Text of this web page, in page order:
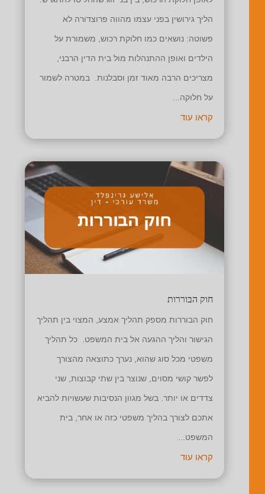
הליך גירושין בפני עצמו מהווה פרוצדורה לא
פשוטה: נושאים כמו חלוקת רכוש, משמורת על
הילדים ואופן ההתנהלות מול בית הדין הרבני,
מצריכים הרבה מאוד זמן וסבלנות. במטרה לשמור
על חלוקה...
קראו עוד
חוק הבוררות
חוק הבוררות מספק תהליך אמצע, המצוי בין תהליך
הגישור והליך ההגעה אל בית המשפט. כל תהליך
משפטי מכל סוג שהוא, נערך כתוצאה מהצורך
לפשר קושי מסוים, שנוצר בין שתי קבוצות, שני
צדדים או יותר. בשל מגוון הנסיבות שעשויות להביא
אתכם לצורך בהליך משפטי כזה או אחר, בית
המשפט...
קראו עוד